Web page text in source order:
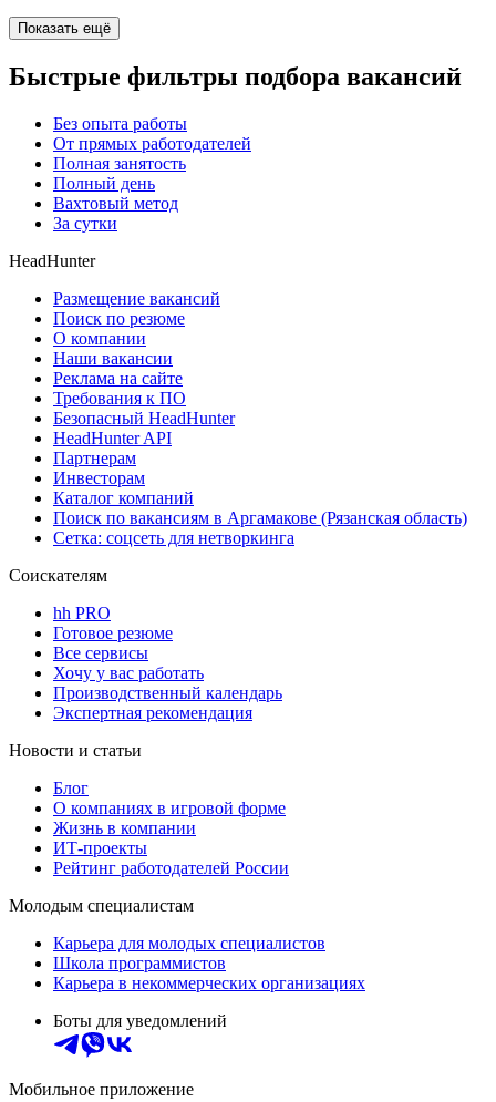
Показать ещё
Быстрые фильтры подбора вакансий
Без опыта работы
От прямых работодателей
Полная занятость
Полный день
Вахтовый метод
За сутки
HeadHunter
Размещение вакансий
Поиск по резюме
О компании
Наши вакансии
Реклама на сайте
Требования к ПО
Безопасный HeadHunter
HeadHunter API
Партнерам
Инвесторам
Каталог компаний
Поиск по вакансиям в Аргамакове (Рязанская область)
Сетка: соцсеть для нетворкинга
Соискателям
hh PRO
Готовое резюме
Все сервисы
Хочу у вас работать
Производственный календарь
Экспертная рекомендация
Новости и статьи
Блог
О компаниях в игровой форме
Жизнь в компании
ИТ-проекты
Рейтинг работодателей России
Молодым специалистам
Карьера для молодых специалистов
Школа программистов
Карьера в некоммерческих организациях
Боты для уведомлений
Мобильное приложение